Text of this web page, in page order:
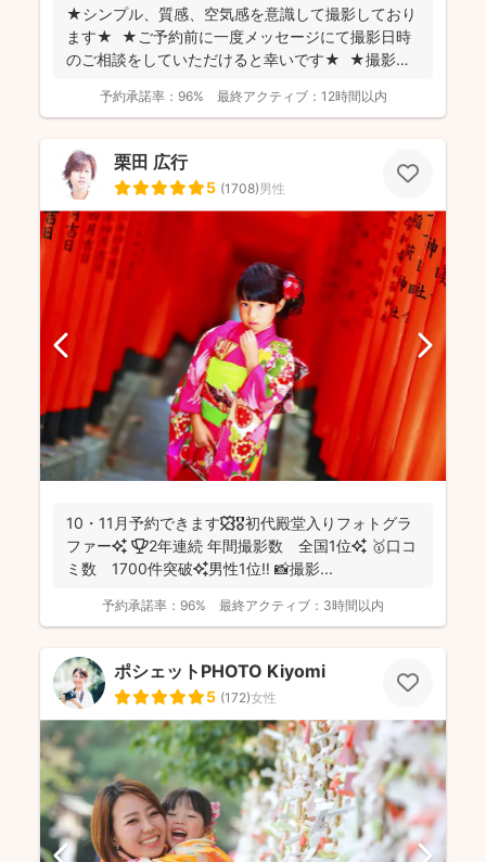
★シンプル、質感、空気感を意識して撮影しており
ます★ ★ご予約前に一度メッセージにて撮影日時
のご相談をしていただけると幸いです★ ★撮影に
予約承諾率： 96% 最終アクティブ： 12時間以内
栗田 広行
5 (1708)男性
10・11月予約できます🍁🎖初代殿堂入りフォトグラ
ファー✨ 🏆2年連続 年間撮影数 全国1位✨ 🥇口コ
ミ数 1700件突破✨男性1位‼️ 📸撮影...
予約承諾率： 96% 最終アクティブ： 3時間以内
ポシェットPHOTO Kiyomi
5 (172)女性